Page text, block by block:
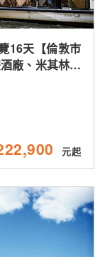
16天【倫敦市
廠、米其林、